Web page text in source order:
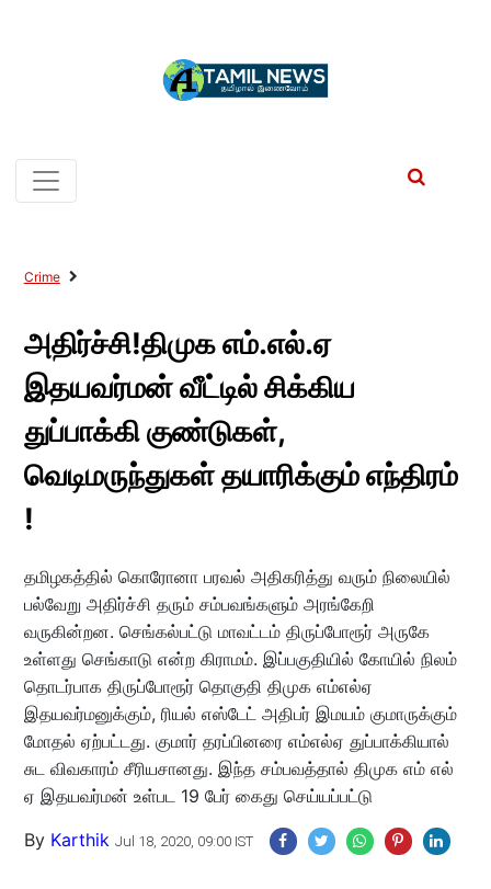
Crime
அதிர்ச்சி!திமுக எம்.எல்.ஏ
இதயவர்மன் வீட்டில் சிக்கிய
துப்பாக்கி குண்டுகள்,
வெடிமருந்துகள் தயாரிக்கும் எந்திரம்
!
தமிழகத்தில் கொரோனா பரவல் அதிகரித்து வரும் நிலையில்
பல்வேறு அதிர்ச்சி தரும் சம்பவங்களும் அரங்கேறி
வருகின்றன. செங்கல்பட்டு மாவட்டம் திருப்போரூர் அருகே
உள்ளது செங்காடு என்ற கிராமம். இப்பகுதியில் கோயில் நிலம்
தொடர்பாக திருப்போரூர் தொகுதி திமுக எம்எல்ஏ
இதயவர்மனுக்கும், ரியல் எஸ்டேட் அதிபர் இமயம் குமாருக்கும்
மோதல் ஏற்பட்டது. குமார் தரப்பினரை எம்எல்ஏ துப்பாக்கியால்
சுட விவகாரம் சீரியசானது. இந்த சம்பவத்தால் திமுக எம் எல்
ஏ இதயவர்மன் உள்பட 19 பேர் கைது செய்யப்பட்டு
By Karthik Jul 18, 2020, 09:00 IST